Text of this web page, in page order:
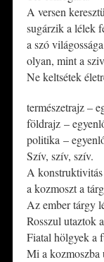
A versen
sugárzik a lélek
a szó
olyan, mint a
Ne keltsétek
természetrajz–
földrajz –
politika –
Szív, szív, szív.
A
a kozmoszt a
Az ember tárgy
Rosszul utaztok
Fiatal hölgyek a
Mi a kozmoszba